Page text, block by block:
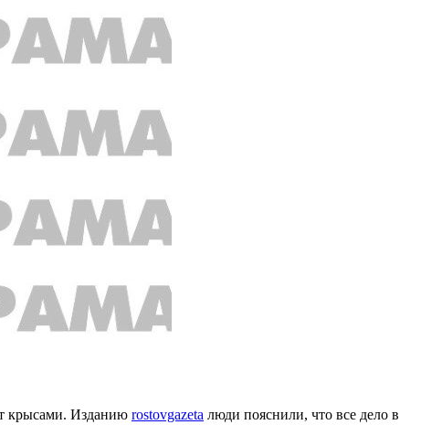
крысами. Изданию rostovgazeta люди пояснили, что все дело в